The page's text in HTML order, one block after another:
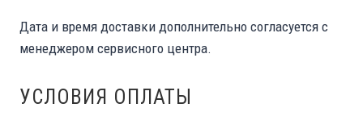
Дата и время доставки дополнительно согласуется с
менеджером сервисного центра.
УСЛОВИЯ ОПЛАТЫ